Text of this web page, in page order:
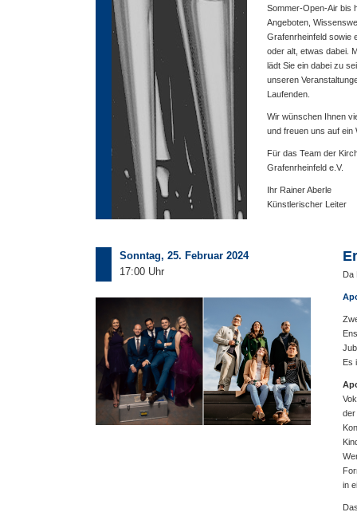
Sommer-Open-Air bis
Angeboten,
Grafenrheinfeld sowie
oder alt, etwas dabei.
lädt Sie ein dabei zu
unseren
Laufenden.
Wir wünschen Ihnen
und freuen uns auf ein
Für das Team der
Grafenrheinfeld e.V.
Ihr Rainer Aberle
Künstlerischer Leiter
Sonntag, 25. Februar 2024
17:00 Uhr
Da
Es
der
in